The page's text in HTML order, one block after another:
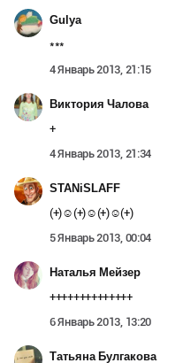
Gulya
***
4 Январь 2013, 21:15
Виктория Чалова
+
4 Январь 2013, 21:34
STANiSLAFF
(+)☺(+)☺(+)☺(+)
5 Январь 2013, 00:04
Наталья Мейзер
++++++++++++++
6 Январь 2013, 13:20
Татьяна Булгакова